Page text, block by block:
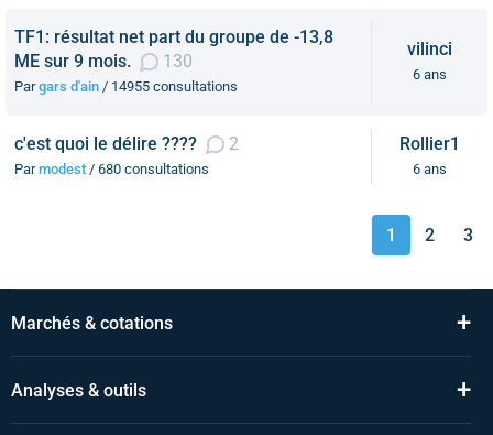
TF1: résultat net part du groupe de -13,8
ME sur 9 mois.
130
Pargars d'ain / 14955 consultations
vilinci
6 ans
c'est quoi le délire ???? 2
Parmodest / 680 consultations
Rollier1
6 ans
1 2 3
Marchés & cotations +
Analyses & outils +